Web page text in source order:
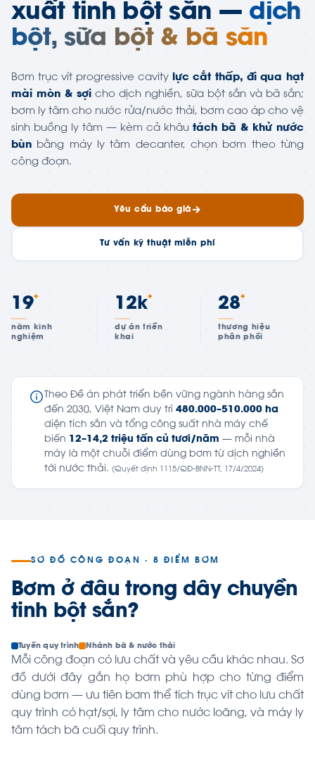
xuất tinh bột sắn — dịch
bột, sữa bột & bã sắn
Bơm trục vít progressive cavity lực cắt thấp, đi qua hạt
mài mòn & sợi cho dịch nghiền, sữa bột sắn và bã sắn;
bơm ly tâm cho nước rửa/nước thải, bơm cao áp cho vệ
sinh buồng ly tâm — kèm cả khâu tách bã & khử nước
bùn bằng máy ly tâm decanter, chọn bơm theo từng
công đoạn.
Yêu cầu báo giá
Tư vấn kỹ thuật miễn phí
19+
năm kinh
nghiệm
12k+
dự án triển
khai
28+
thương hiệu
phân phối
Theo Đề án phát triển bền vững ngành hàng sắn
đến 2030, Việt Nam duy trì 480.000–510.000 ha
diện tích sắn và tổng công suất nhà máy chế
biến 12–14,2 triệu tấn củ tươi/năm — mỗi nhà
máy là một chuỗi điểm dùng bơm từ dịch nghiền
tới nước thải. (Quyết định 1115/QĐ-BNN-TT, 17/4/2024)
SƠ ĐỒ CÔNG ĐOẠN · 8 ĐIỂM BƠM
Bơm ở đâu trong dây chuyền
tinh bột sắn?
Tuyến quy trình Nhánh bã & nước thải
Mỗi công đoạn có lưu chất và yêu cầu khác nhau. Sơ
đồ dưới đây gắn họ bơm phù hợp cho từng điểm
dùng bơm — ưu tiên bơm thể tích trục vít cho lưu chất
quy trình có hạt/sợi, ly tâm cho nước loãng, và máy ly
tâm tách bã cuối quy trình.